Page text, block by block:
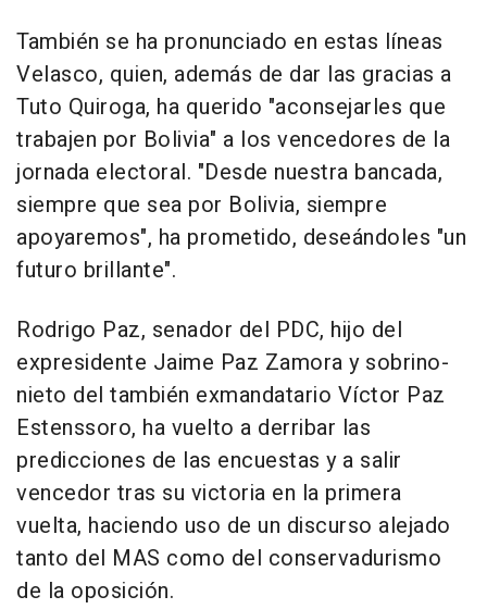
También se ha pronunciado en estas líneas
Velasco, quien, además de dar las gracias a
Tuto Quiroga, ha querido "aconsejarles que
trabajen por Bolivia" a los vencedores de la
jornada electoral. "Desde nuestra bancada,
siempre que sea por Bolivia, siempre
apoyaremos", ha prometido, deseándoles "un
futuro brillante".
Rodrigo Paz, senador del PDC, hijo del
expresidente Jaime Paz Zamora y sobrino-
nieto del también exmandatario Víctor Paz
Estenssoro, ha vuelto a derribar las
predicciones de las encuestas y a salir
vencedor tras su victoria en la primera
vuelta, haciendo uso de un discurso alejado
tanto del MAS como del conservadurismo
de la oposición.